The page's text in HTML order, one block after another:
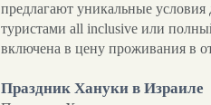
предлагают уникальные
туристами all inclusive или
включена в цену проживания в
Праздник Хануки в Израиле